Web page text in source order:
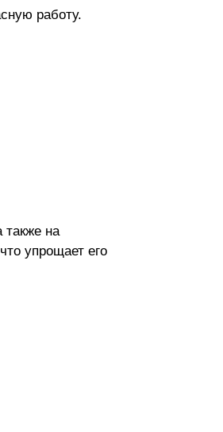
работу.
также на
упрощает его